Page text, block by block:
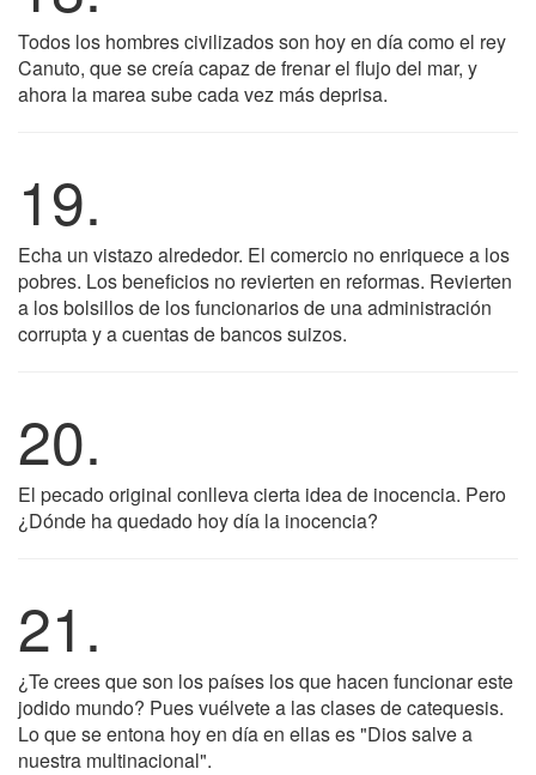
Todos los hombres civilizados son hoy en día como el rey
Canuto, que se creía capaz de frenar el flujo del mar, y
ahora la marea sube cada vez más deprisa.
19.
Echa un vistazo alrededor. El comercio no enriquece a los
pobres. Los beneficios no revierten en reformas. Revierten
a los bolsillos de los funcionarios de una administración
corrupta y a cuentas de bancos suizos.
20.
El pecado original conlleva cierta idea de inocencia. Pero
¿Dónde ha quedado hoy día la inocencia?
21.
¿Te crees que son los países los que hacen funcionar este
jodido mundo? Pues vuélvete a las clases de catequesis.
Lo que se entona hoy en día en ellas es "Dios salve a
nuestra multinacional".